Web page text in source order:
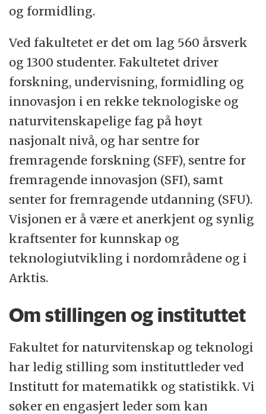
Personopplysninger som oppgis behandles
i henhold til lov om behandling av
personopplysninger. Søkere kan be om
ikke å bli oppført på den offentlige
søkerlista, men universitetet kan likevel
beslutte at navnet på søkeren skal
offentliggjøres. Søkeren vil da bli varslet i
forkant av offentliggjøring.
og formidling.
Ved fakultetet er det om lag 560 årsverk
og 1300 studenter. Fakultetet driver
forskning, undervisning, formidling og
innovasjon i en rekke teknologiske og
naturvitenskapelige fag på høyt
nasjonalt nivå, og har sentre for
fremragende forskning (SFF), sentre for
fremragende innovasjon (SFI), samt
senter for fremragende utdanning (SFU).
Visjonen er å være et anerkjent og synlig
kraftsenter for kunnskap og
teknologiutvikling i nordområdene og i
Arktis.
Om stillingen og instituttet
Fakultet for naturvitenskap og teknologi
har ledig stilling som instituttleder ved
Institutt for matematikk og statistikk. Vi
søker en engasjert leder som kan